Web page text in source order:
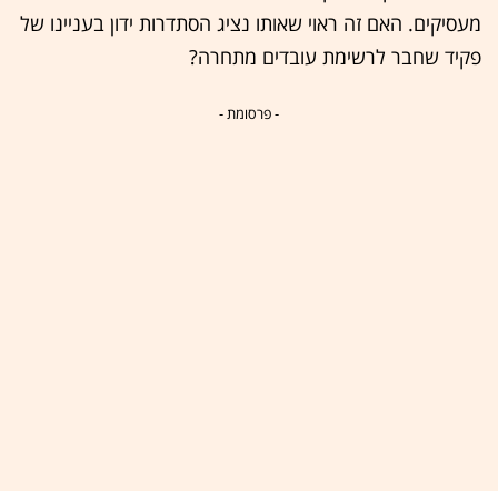
מעסיקים. האם זה ראוי שאותו נציג הסתדרות ידון בעניינו של
פקיד שחבר לרשימת עובדים מתחרה?
- פרסומת -